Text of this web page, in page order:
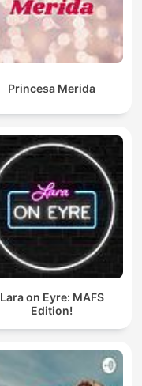
Princesa Merida
Lara on Eyre: MAFS
Edition!